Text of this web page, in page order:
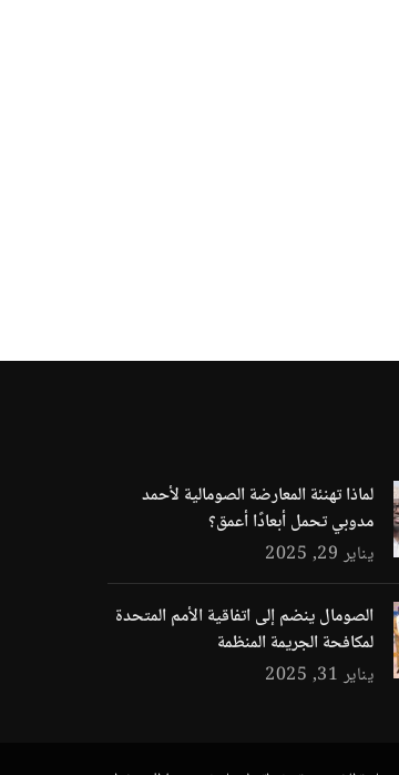
لماذا تهنئة المعارضة الصومالية لأحمد
مدوبي تحمل أبعادًا أعمق؟
يناير 29, 2025
الصومال ينضم إلى اتفاقية الأمم المتحدة
لمكافحة الجريمة المنظمة
يناير 31, 2025